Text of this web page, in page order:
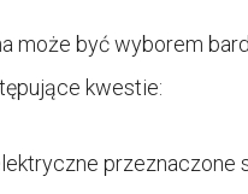
może być wyborem
kwestie:
przeznaczone